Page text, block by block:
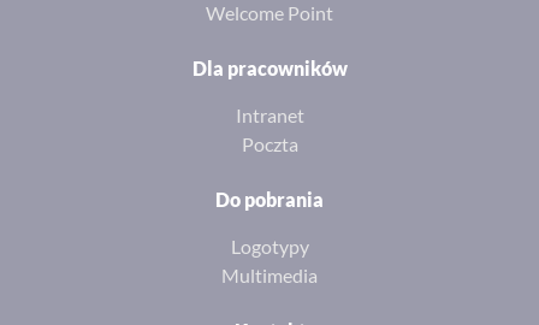
Welcome Point
Dla pracowników
Intranet
Poczta
Do pobrania
Logotypy
Multimedia